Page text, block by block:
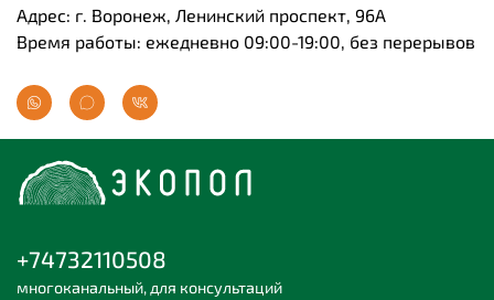
Адрес: г. Воронеж, Ленинский проспект, 96А
Время работы: ежедневно 09:00-19:00, без перерывов
+74732110508
многоканальный, для консультаций